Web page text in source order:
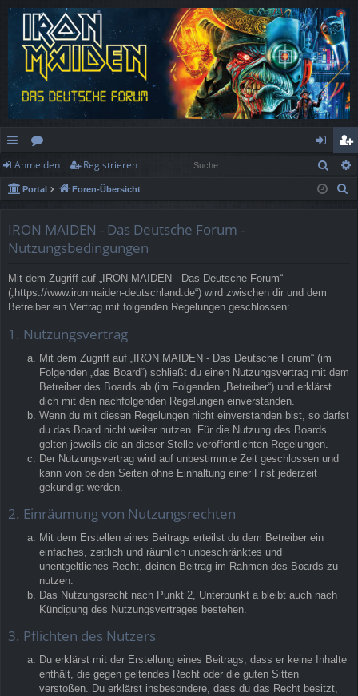
ch
ne
ug
rif
f
or
en
n
m
eg
ist
Anmelden Registrieren
Portal Foren-Übersicht
IRON MAIDEN - Das Deutsche Forum -
Nutzungsbedingungen
Mit dem Zugriff auf „IRON MAIDEN - Das Deutsche Forum“
(„https://www.ironmaiden-deutschland.de“) wird zwischen dir und dem
Betreiber ein Vertrag mit folgenden Regelungen geschlossen:
1. Nutzungsvertrag
Mit dem Zugriff auf „IRON MAIDEN - Das Deutsche Forum“ (im
Folgenden „das Board“) schließt du einen Nutzungsvertrag mit dem
Betreiber des Boards ab (im Folgenden „Betreiber“) und erklärst
dich mit den nachfolgenden Regelungen einverstanden.
Wenn du mit diesen Regelungen nicht einverstanden bist, so darfst
du das Board nicht weiter nutzen. Für die Nutzung des Boards
gelten jeweils die an dieser Stelle veröffentlichten Regelungen.
Der Nutzungsvertrag wird auf unbestimmte Zeit geschlossen und
kann von beiden Seiten ohne Einhaltung einer Frist jederzeit
gekündigt werden.
2. Einräumung von Nutzungsrechten
Mit dem Erstellen eines Beitrags erteilst du dem Betreiber ein
einfaches, zeitlich und räumlich unbeschränktes und
unentgeltliches Recht, deinen Beitrag im Rahmen des Boards zu
nutzen.
Das Nutzungsrecht nach Punkt 2, Unterpunkt a bleibt auch nach
Kündigung des Nutzungsvertrages bestehen.
3. Pflichten des Nutzers
Du erklärst mit der Erstellung eines Beitrags, dass er keine Inhalte
enthält, die gegen geltendes Recht oder die guten Sitten
verstoßen. Du erklärst insbesondere, dass du das Recht besitzt,